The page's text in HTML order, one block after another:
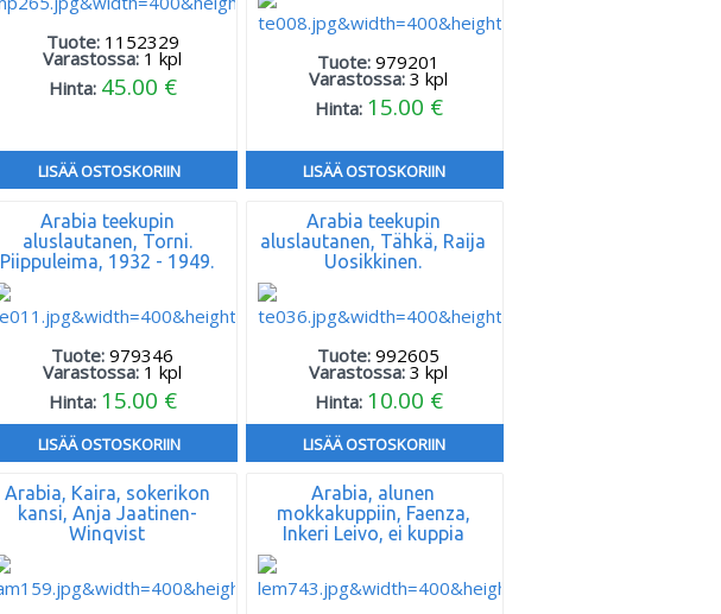
Tuote: 1152329
Varastossa: 1 kpl
Hinta: 45.00 €
LISÄÄ OSTOSKORIIN
Tuote:979201
Varastossa:3 kpl
Hinta: 15.00 €
LISÄÄ OSTOSKORIIN
Arabia teekupin
aluslautanen, Torni.
Piippuleima, 1932 - 1949.
Tuote:979346
Varastossa: 1 kpl
Hinta: 15.00 €
LISÄÄ OSTOSKORIIN
Arabia teekupin
aluslautanen, Tähkä, Raija
Uosikkinen.
Tuote:992605
Varastossa:3 kpl
Hinta: 10.00 €
LISÄÄ OSTOSKORIIN
Arabia, Kaira, sokerikon
kansi, Anja Jaatinen-
Winqvist
Arabia, alunen
mokkakuppiin, Faenza,
Inkeri Leivo, ei kuppia